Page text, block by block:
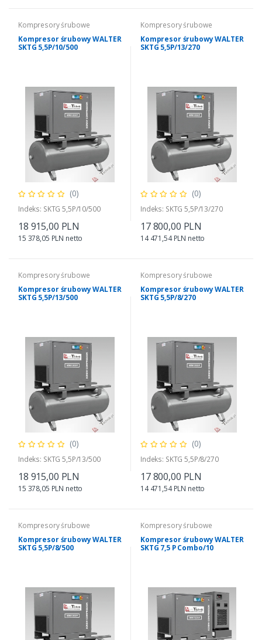
Kompresory śrubowe
Kompresor śrubowy WALTER
SKTG 5,5P/10/500
(0)
Indeks: SKTG 5,5P/10/500
18 915,00 PLN
15 378,05 PLN netto
Kompresory śrubowe
Kompresor śrubowy WALTER
SKTG 5,5P/13/270
(0)
Indeks: SKTG 5,5P/13/270
17 800,00 PLN
14 471,54 PLN netto
Kompresory śrubowe
Kompresor śrubowy WALTER
SKTG 5,5P/13/500
(0)
Indeks: SKTG 5,5P/13/500
18 915,00 PLN
15 378,05 PLN netto
Kompresory śrubowe
Kompresor śrubowy WALTER
SKTG 5,5P/8/270
(0)
Indeks: SKTG 5,5P/8/270
17 800,00 PLN
14 471,54 PLN netto
Kompresory śrubowe
Kompresor śrubowy WALTER
SKTG 5,5P/8/500
Kompresory śrubowe
Kompresor śrubowy WALTER
SKTG 7,5 P Combo/10